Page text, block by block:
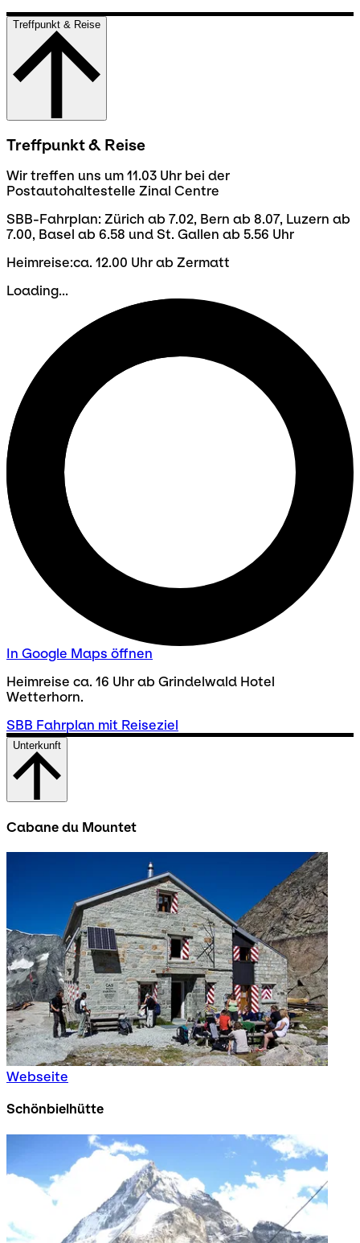
Treffpunkt & Reise
Treffpunkt & Reise
Wir treffen uns um 11.03 Uhr bei der
Postautohaltestelle Zinal Centre
SBB-Fahrplan: Zürich ab 7.02, Bern ab 8.07, Luzern ab
7.00, Basel ab 6.58 und St. Gallen ab 5.56 Uhr
Heimreise:ca. 12.00 Uhr ab Zermatt
Loading...
In Google Maps öffnen
Heimreise ca. 16 Uhr ab Grindelwald Hotel
Wetterhorn.
SBB Fahrplan mit Reiseziel
Unterkunft
Cabane du Mountet
Webseite
Schönbielhütte